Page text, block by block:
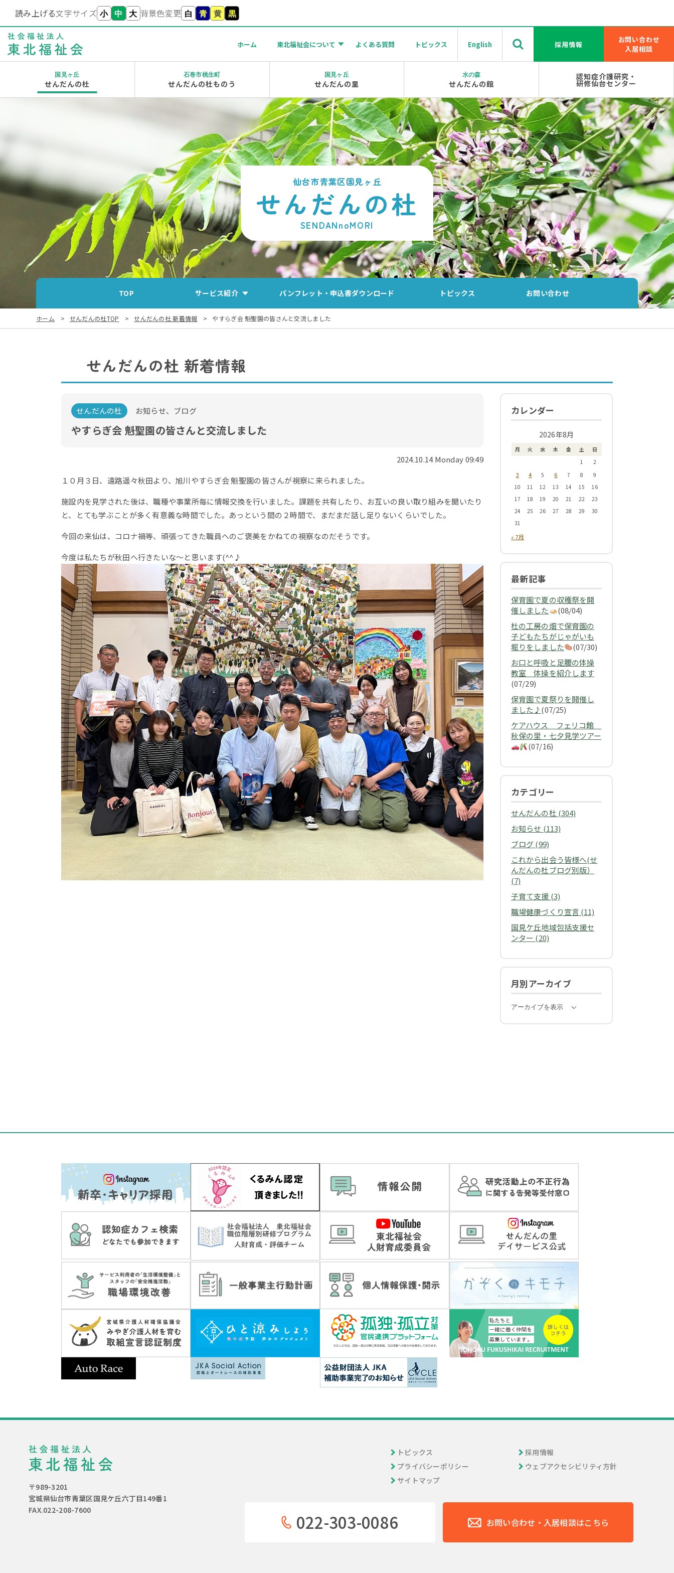
読み上げる文字サイズ 小 中 大 背景色変更 白 青 黄 黒
ホーム 東北福祉会について よくある質問 トピックス English 採用情報
お問い合わせ
入居相談
国見ヶ丘
せんだんの杜
石巻市桃生町
せんだんの杜ものう
国見ヶ丘
せんだんの里
水の森
せんだんの館
認知症介護研究・
研修仙台センター
せんだんの杜
SENDANnoMORI
TOP サービス紹介 パンフレット・申込書ダウンロード トピックス お問い合わせ
ホーム せんだんの杜TOP せんだんの杜 新着情報 やすらぎ会 魁聖園の皆さんと交流しました
せんだんの杜 新着情報
せんだんの杜 お知らせ、ブログ
やすらぎ会 魁聖園の皆さんと交流しました
2024.10.14 Monday 09:49
１０月３日、遠路遥々秋田より、旭川やすらぎ会 魁聖園の皆さんが視察に来られました。
施設内を見学された後は、職種や事業所毎に情報交換を行いました。課題を共有したり、お互いの良い取り組みを聞いたり
と、とても学ぶことが多く有意義な時間でした。あっという間の２時間で、まだまだ話し足りないくらいでした。
今回の来仙は、コロナ禍等、頑張ってきた職員へのご褒美をかねての視察なのだそうです。
今度は私たちが秋田へ行きたいな～と思います(^^♪
カレンダー
2026年8月
月 火 水 木 金 土
日
1
2
3 4 5 6 7 8
9
10
11 12 13 14 15
16
17
18 19 20 21 22
23
24
25 26 27 28 29
30
31
« 7月
最新記事
保育園で夏の収穫祭を開
催しました
(08/04)
杜の工房の畑で保育園の
子どもたちがじゃがいも
堀りをしました
(07/30)
お口と呼吸と足腰の体操
教室 体操を紹介します
(07/29)
保育園で夏祭りを開催し
ました♪ (07/25)
ケアハウス フェリコ館
秋保の里・七夕見学ツアー
(07/16)
カテゴリー
せんだんの杜 (304)
お知らせ (113)
ブログ (99)
これから出会う皆様へ(せ
んだんの杜ブログ別版）
(7)
子育て支援 (3)
職場健康づくり宣言 (11)
国見ケ丘地域包括支援セ
ンター (20)
月別アーカイブ
アーカイブを表示
〒989-3201
宮城県仙台市青葉区国見ケ丘六丁目149番1
FAX.022-208-7600
トピックス
採用情報
プライバシーポリシー
ウェブアクセシビリティ方針
サイトマップ
022-303-0086 お問い合わせ・入居相談はこちら